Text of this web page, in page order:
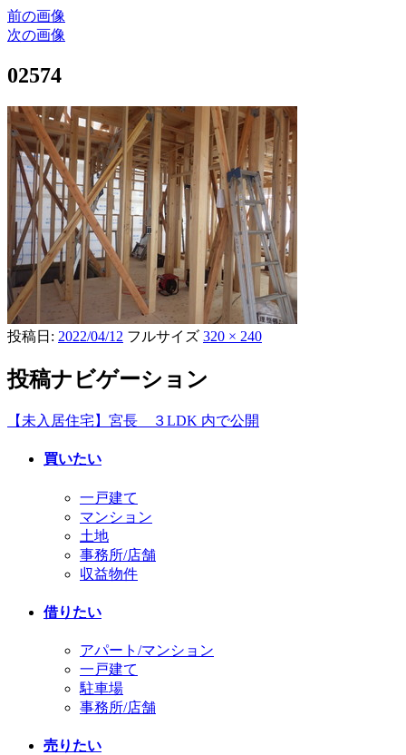
前の画像
次の画像
02574
投稿日: 2022/04/12 フルサイズ 320 × 240
投稿ナビゲーション
【未入居住宅】宮長 ３LDK 内で公開
買いたい
一戸建て
マンション
土地
事務所/店舗
収益物件
借りたい
アパート/マンション
一戸建て
駐車場
事務所/店舗
売りたい